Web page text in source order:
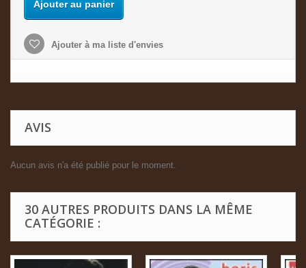
Ajouter au panier
Ajouter à ma liste d'envies
AVIS
Aucun avis n'a été publié pour le moment.
30 AUTRES PRODUITS DANS LA MÊME
CATÉGORIE :